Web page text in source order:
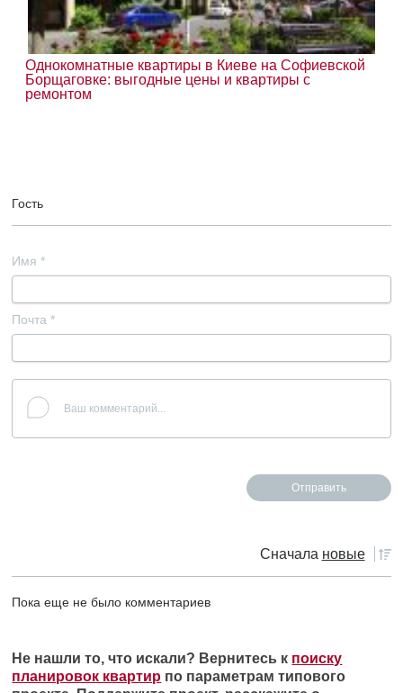
Однокомнатные квартиры в Киеве на Софиевской
Борщаговке: выгодные цены и квартиры с
ремонтом
Гость
Имя *
Почта *
Сначала новые
Пока еще не было комментариев
Не нашли то, что искали? Вернитесь к поиску
планировок квартир по параметрам типового